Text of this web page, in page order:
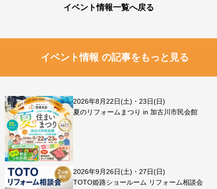
イベント情報一覧へ戻る
イベント情報 の記事をもっと見る
2026年8月22日(土)・23日(日)
夏のリフォームまつり in 加古川市民会館
2026年9月26日(土)・27日(日)
TOTO姫路ショールーム リフォーム相談会